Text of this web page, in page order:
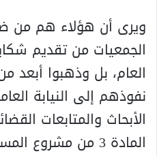
ويرى أن هؤلاء هم من
الجمعيات من تقديم
العام، بل وذهبوا أبعد
نفوذهم إلى النيابة
الأبحاث والمتابعات
المادة 3 من مشروع المسطرة الجنائية.